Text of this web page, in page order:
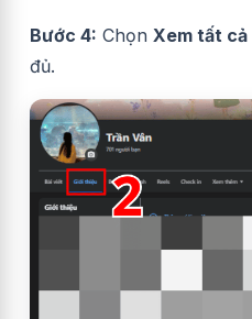
Bước 4: Chọn Xem tất cả
đủ.